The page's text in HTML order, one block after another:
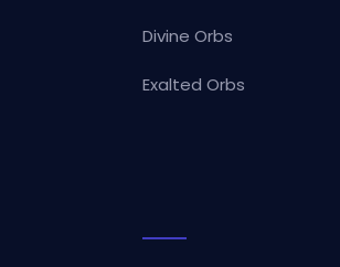
Divine Orbs
Exalted Orbs